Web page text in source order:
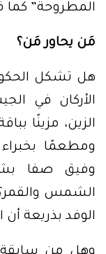
المطروحة” كما
مَن يحاور مَن؟
هل تشكل
الأركان في
الزين، مزينًا
ومطعمًا
وفيق صفا
الشمس والقمر؟
الوفد بذريعة